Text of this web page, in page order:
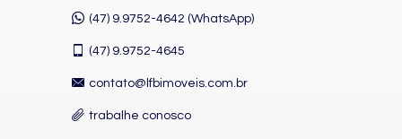
Aquecimento de Água
Sistema de Alarme
Infra para Ar Split
Área de Serviço
(47) 9.9752-4642 (WhatsApp)
(47) 9.9752-4645
contato@lfbimoveis.com.br
trabalhe conosco